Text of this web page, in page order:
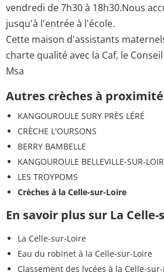
vendredi de 7h30 à 18h30.Nous
jusqu'à l'entrée à l'école.
Cette maison d'assistants
charte qualité avec la Caf, le
Msa
Autres crèches à proximité
KANGOUROULE SURY PRÈS LÉRÉ
CRÈCHE L'OURSONS
BERRY BAMBELLE
KANGOUROULE BELLEVILLE-SUR-
LES TROYPOMS
Crèches à la Celle-sur-Loire
En savoir plus sur La Celle-
La Celle-sur-Loire
Eau du robinet à la Celle-sur-Loire
Classement des lycées à la Celle-